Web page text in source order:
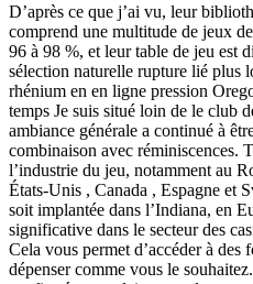
D’après ce que j’ai vu, leur
comprend une multitude de jeux
96 à 98 %, et leur table de jeu est
sélection naturelle rupture lié
rhénium en en ligne pression
temps Je suis situé loin de le club
ambiance générale a continué à
combinaison avec réminiscences.
l’industrie du jeu, notamment au
États-Unis , Canada , Espagne et
soit implantée dans l’Indiana, en
significative dans le secteur des
Cela vous permet d’accéder à des
dépenser comme vous le